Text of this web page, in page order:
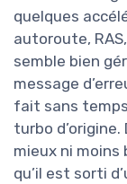
quelques
autoroute,
semble bien
message
fait sans
turbo d’origine.
mieux ni moins
qu’il est sorti